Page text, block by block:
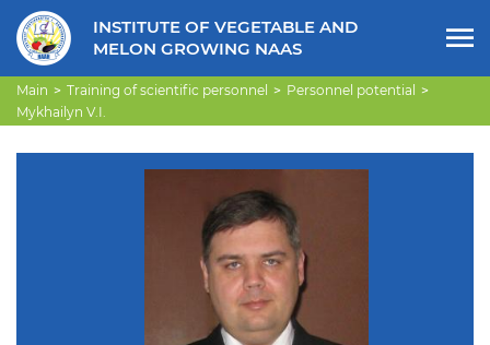
INSTITUTE OF VEGETABLE AND
MELON GROWING NAAS
Main Training of scientific personnel
Personnel potential
Mykhailyn V.I.